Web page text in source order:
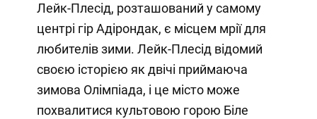
Лейк-Плесід, розташований у самому
центрі гір Адірондак, є місцем мрії для
любителів зими. Лейк-Плесід відомий
своєю історією як двічі приймаюча
зимова Олімпіада, і це місто може
похвалитися культовою горою Біле